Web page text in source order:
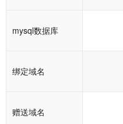
mysql数据库
绑定域名
赠送域名